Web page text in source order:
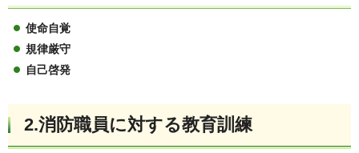
使命自覚
規律厳守
自己啓発
2.消防職員に対する教育訓練